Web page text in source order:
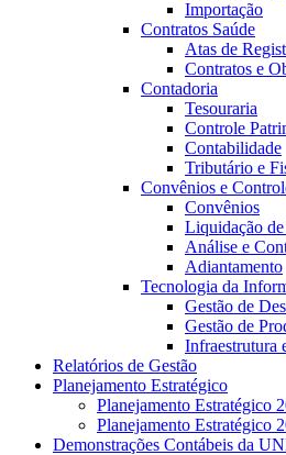
Importação
Contratos Saúde
Atas de
Contratos e
Contadoria
Tesouraria
Controle
Contabilidade
Tributário e
Convênios e
Convênios
Liquidação de
Análise e
Adiantamento
Tecnologia da
Gestão de
Gestão de
Infraestrutura
Relatórios de Gestão
Planejamento Estratégico
Planejamento Estratégico
Planejamento Estratégico
Demonstrações Contábeis da